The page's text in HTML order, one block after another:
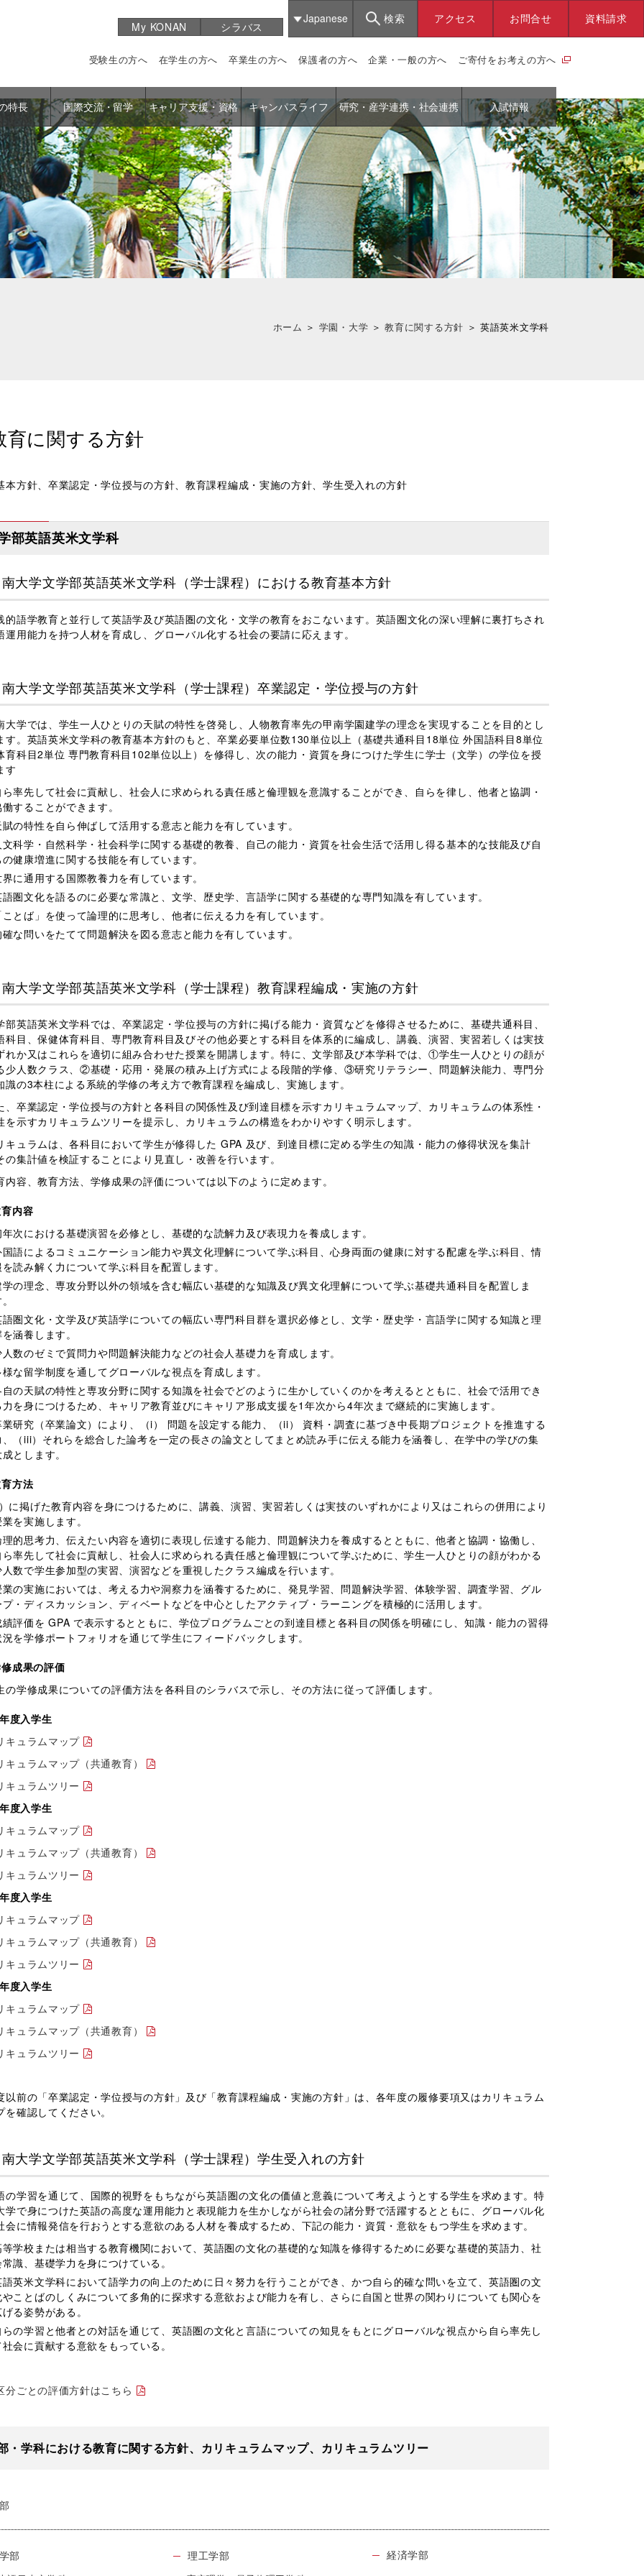
My KONAN シラバス
Japanese 検索 アクセス お問合せ 資料請求
受験生の方へ 在学生の方へ 卒業生の方へ 保護者の方へ 企業・一般の方へ ご寄付をお考えの方へ
特長 国際交流・留学 キャリア支援・資格 キャンパスライフ 研究・産学連携・社会連携 入試情報
ホーム ＞ 学園・大学 ＞教育に関する方針 ＞英語英米文学科
育に関する方針
本方針、卒業認定・学位授与の方針、教育課程編成・実施の方針、学生受入れの方針
部英語英米文学科
大学文学部英語英米文学科（学士課程）における教育基本方針
語学教育と並行して英語学及び英語圏の文化・文学の教育をおこないます。英語圏文化の深い理解に裏打ちされ
運用能力を持つ人材を育成し、グローバル化する社会の要請に応えます。
大学文学部英語英米文学科（学士課程）卒業認定・学位授与の方針
学では、学生一人ひとりの天賦の特性を啓発し、人物教育率先の甲南学園建学の理念を実現することを目的とし
す。英語英米文学科の教育基本方針のもと、卒業必要単位数130単位以上（基礎共通科目18単位 外国語科目8単位
育科目2単位 専門教育科目102単位以上）を修得し、次の能力・資質を身につけた学生に学士（文学）の学位を授
す
ら率先して社会に貢献し、社会人に求められる責任感と倫理観を意識することができ、自らを律し、他者と協調・
することができます。
賦の特性を自ら伸ばして活用する意志と能力を有しています。
文科学・自然科学・社会科学に関する基礎的教養、自己の能力・資質を社会生活で活用し得る基本的な技能及び自
健康増進に関する技能を有しています。
に通用する国際教養力を有しています。
語圏文化を語るのに必要な常識と、文学、歴史学、言語学に関する基礎的な専門知識を有しています。
ことば」を使って論理的に思考し、他者に伝える力を有しています。
確な問いをたてて問題解決を図る意志と能力を有しています。
大学文学部英語英米文学科（学士課程）教育課程編成・実施の方針
英語英米文学科では、卒業認定・学位授与の方針に掲げる能力・資質などを修得させるために、基礎共通科目、
科目、保健体育科目、専門教育科目及びその他必要とする科目を体系的に編成し、講義、演習、実習若しくは実技
れか又はこれらを適切に組み合わせた授業を開講します。特に、文学部及び本学科では、①学生一人ひとりの顔が
少人数クラス、②基礎・応用・発展の積み上げ方式による段階的学修、③研究リテラシー、問題解決能力、専門分
識の3本柱による系統的学修の考え方で教育課程を編成し、実施します。
卒業認定・学位授与の方針と各科目の関係性及び到達目標を示すカリキュラムマップ、カリキュラムの体系性・
を示すカリキュラムツリーを提示し、カリキュラムの構造をわかりやすく明示します。
ュラムは、各科目において学生が修得した GPA 及び、到達目標に定める学生の知識・能力の修得状況を集計
の集計値を検証することにより見直し・改善を行います。
容、教育方法、学修成果の評価については以下のように定めます。
内容
年次における基礎演習を必修とし、基礎的な読解力及び表現力を養成します。
国語によるコミュニケーション能力や異文化理解について学ぶ科目、心身両面の健康に対する配慮を学ぶ科目、情
読み解く力について学ぶ科目を配置します。
学の理念、専攻分野以外の領域を含む幅広い基礎的な知識及び異文化理解について学ぶ基礎共通科目を配置しま
語圏文化・文学及び英語学についての幅広い専門科目群を選択必修とし、文学・歴史学・言語学に関する知識と理
涵養します。
人数のゼミで質問力や問題解決能力などの社会人基礎力を育成します。
な留学制度を通してグローバルな視点を育成します。
自の天賦の特性と専攻分野に関する知識を社会でどのように生かしていくのかを考えるとともに、社会で活用でき
力を身につけるため、キャリア教育並びにキャリア形成支援を1年次から4年次まで継続的に実施します。
業研究（卒業論文）により、（i） 問題を設定する能力、（ii） 資料・調査に基づき中長期プロジェクトを推進する
、（iii）それらを総合した論考を一定の長さの論文としてまとめ読み手に伝える能力を涵養し、在学中の学びの集
とします。
方法
に掲げた教育内容を身につけるために、講義、演習、実習若しくは実技のいずれかにより又はこれらの併用により
を実施します。
理的思考力、伝えたい内容を適切に表現し伝達する能力、問題解決力を養成するとともに、他者と協調・協働し、
ら率先して社会に貢献し、社会人に求められる責任感と倫理観について学ぶために、学生一人ひとりの顔がわかる
人数で学生参加型の実習、演習などを重視したクラス編成を行います。
業の実施においては、考える力や洞察力を涵養するために、発見学習、問題解決学習、体験学習、調査学習、グル
プ・ディスカッション、ディベートなどを中心としたアクティブ・ラーニングを積極的に活用します。
績評価を GPA で表示するとともに、学位プログラムごとの到達目標と各科目の関係を明確にし、知識・能力の習得
況を学修ポートフォリオを通じて学生にフィードバックします。
成果の評価
学修成果についての評価方法を各科目のシラバスで示し、その方法に従って評価します。
度入学生
キュラムマップ
キュラムマップ（共通教育）
キュラムツリー
度入学生
キュラムマップ
キュラムマップ（共通教育）
キュラムツリー
度入学生
キュラムマップ
キュラムマップ（共通教育）
キュラムツリー
度入学生
キュラムマップ
キュラムマップ（共通教育）
キュラムツリー
以前の「卒業認定・学位授与の方針」及び「教育課程編成・実施の方針」は、各年度の履修要項又はカリキュラム
を確認してください。
大学文学部英語英米文学科（学士課程）学生受入れの方針
学習を通じて、国際的視野をもちながら英語圏の文化の価値と意義について考えようとする学生を求めます。特
学で身につけた英語の高度な運用能力と表現能力を生かしながら社会の諸分野で活躍するとともに、グローバル化
会に情報発信を行おうとする意欲のある人材を養成するため、下記の能力・資質・意欲をもつ学生を求めます。
等学校または相当する教育機関において、英語圏の文化の基礎的な知識を修得するために必要な基礎的英語力、社
識、基礎学力を身につけている。
語英米文学科において語学力の向上のために日々努力を行うことができ、かつ自ら的確な問いを立て、英語圏の文
やことばのしくみについて多角的に探求する意欲および能力を有し、さらに自国と世界の関わりについても関心を
る姿勢がある。
らの学習と他者との対話を通じて、英語圏の文化と言語についての知見をもとにグローバルな視点から自ら率先し
会に貢献する意欲をもっている。
分ごとの評価方針はこちら
・学科における教育に関する方針、カリキュラムマップ、カリキュラムツリー
部 理工学部 経済学部